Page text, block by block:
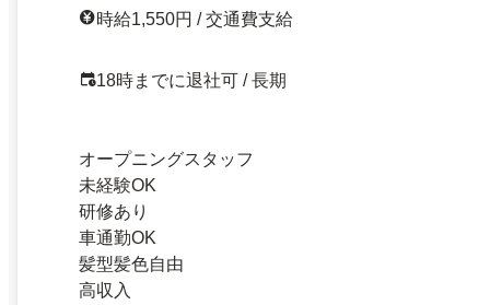
時給1,550円 / 交通費支給
18時までに退社可 / 長期
オープニングスタッフ
未経験OK
研修あり
車通勤OK
髪型髪色自由
高収入